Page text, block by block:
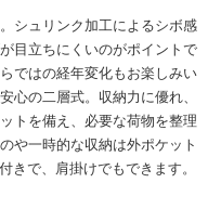
シュリンク加工によるシボ感
目立ちにくいのがポイントで
ではの経年変化もお楽しみい
心の二層式。収納力に優れ、
トを備え、必要な荷物を整理
や一時的な収納は外ポケット
きで、肩掛けでもできます。